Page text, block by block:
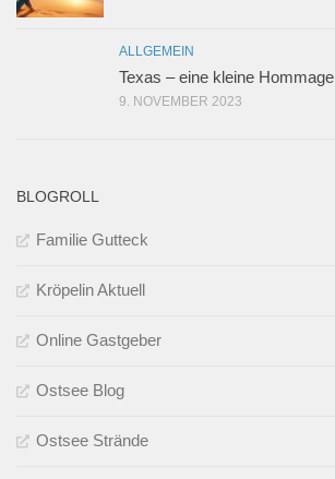
ALLGEMEIN
Texas – eine kleine Hommage
9. NOVEMBER 2023
BLOGROLL
Familie Gutteck
Kröpelin Aktuell
Online Gastgeber
Ostsee Blog
Ostsee Strände